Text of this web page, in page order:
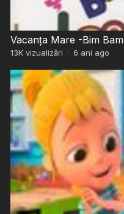
Vacanța Mare -Bim Bam
13Kvizualizări · 6 ani ago